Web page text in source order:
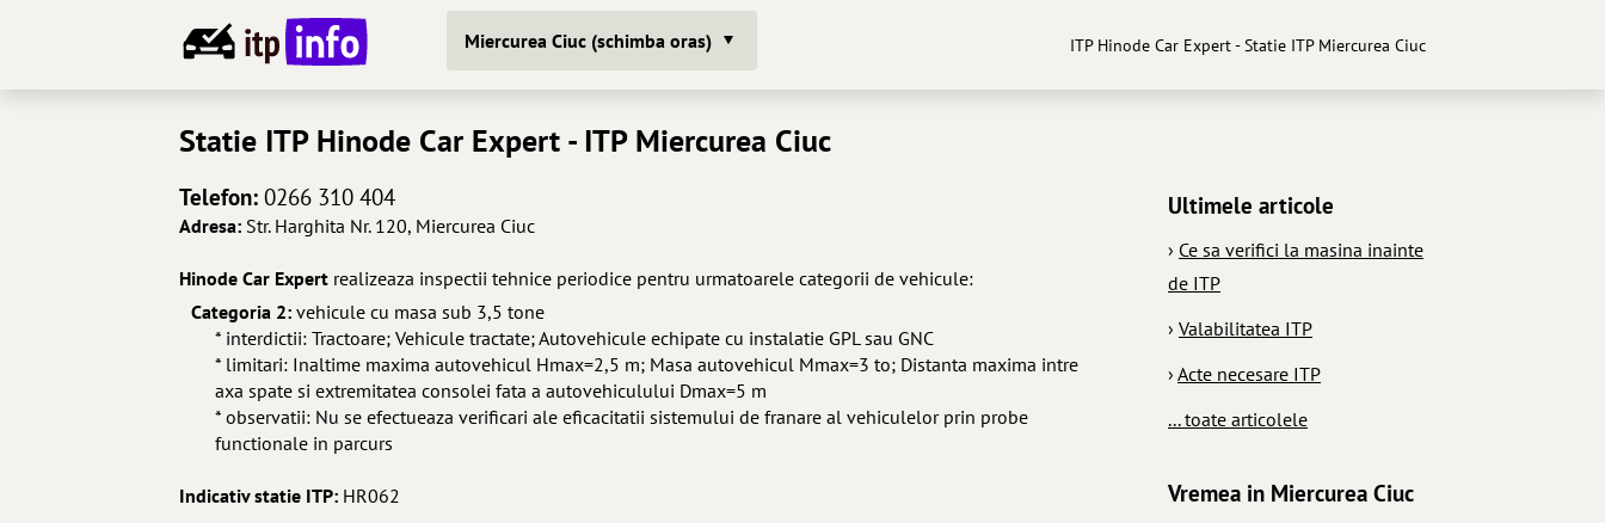
Miercurea Ciuc (schimba oras) ITP Hinode Car Expert - Statie ITP Miercurea Ciuc
Statie ITP Hinode Car Expert - ITP Miercurea Ciuc
Telefon: 0266 310 404
Adresa: Str. Harghita Nr. 120, Miercurea Ciuc
Hinode Car Expert realizeaza inspectii tehnice periodice pentru urmatoarele categorii de vehicule:
Categoria 2: vehicule cu masa sub 3,5 tone
* interdictii: Tractoare; Vehicule tractate; Autovehicule echipate cu instalatie GPL sau GNC
* limitari: Inaltime maxima autovehicul Hmax=2,5 m; Masa autovehicul Mmax=3 to; Distanta maxima intre
axa spate si extremitatea consolei fata a autovehiculului Dmax=5 m
* observatii: Nu se efectueaza verificari ale eficacitatii sistemului de franare al vehiculelor prin probe
functionale in parcurs
Indicativ statie ITP: HR062
Ultimele articole
› Ce sa verifici la masina inainte
de ITP
› Valabilitatea ITP
› Acte necesare ITP
... toate articolele
Vremea in Miercurea Ciuc